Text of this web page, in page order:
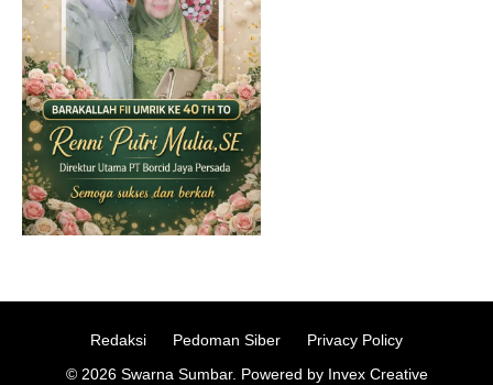
Redaksi Pedoman Siber
Privacy Policy
© 2026 Swarna Sumbar. Powered by Invex Creative